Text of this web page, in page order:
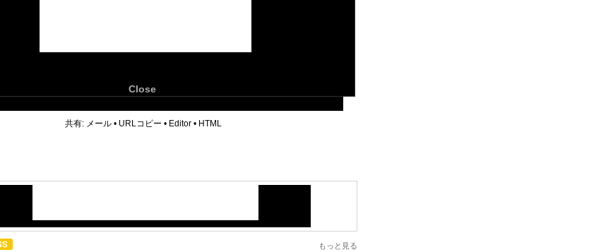
Close
共有: メール • URLコピー • Editor • HTML
もっと見る